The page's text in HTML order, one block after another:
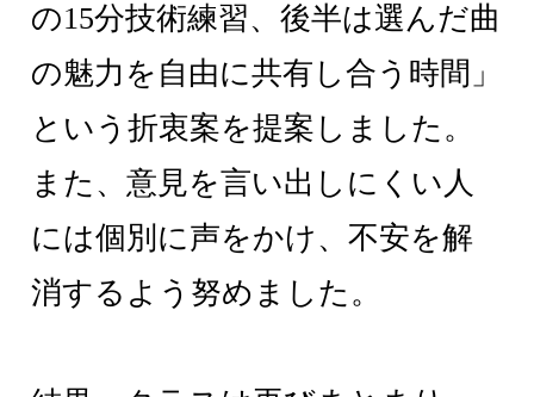
の15分技術練習、後半は選んだ曲
の魅力を自由に共有し合う時間」
という折衷案を提案しました。
また、意見を言い出しにくい人
には個別に声をかけ、不安を解
消するよう努めました。